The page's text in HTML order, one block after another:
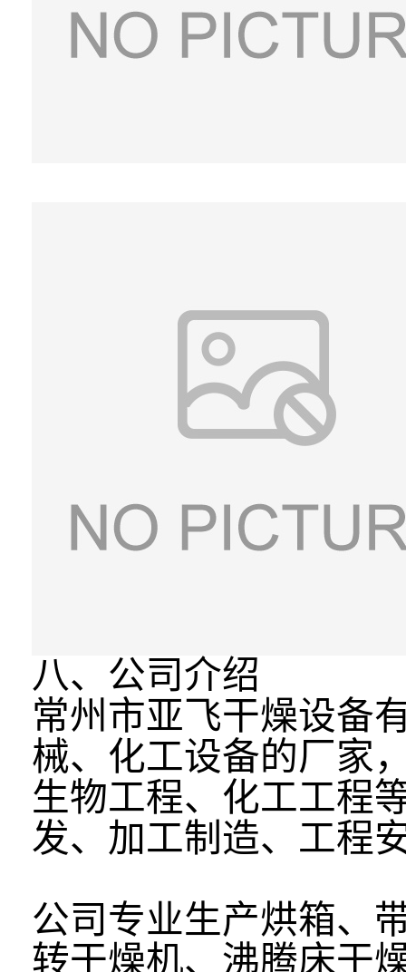
八、公司介绍
常州市亚飞干燥设备
械、化工设备的厂家
生物工程、化工工程
发、加工制造、工程
公司专业生产烘箱、
转干燥机、沸腾床干